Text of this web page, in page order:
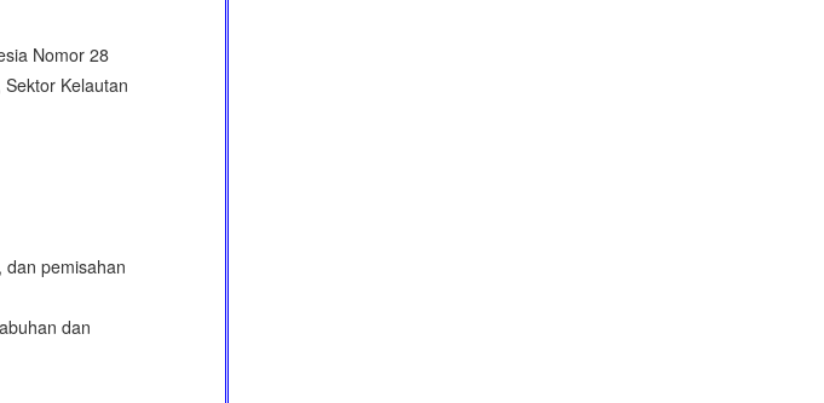
Nomor 28
Kelautan
dan pemisahan
dan